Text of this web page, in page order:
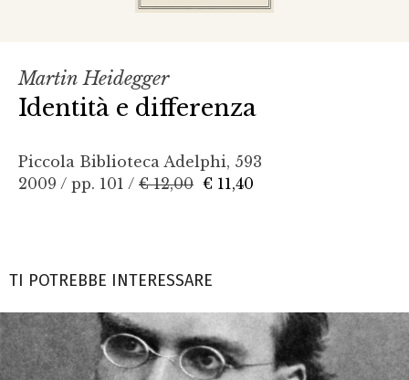
Martin Heidegger
Identità e differenza
Piccola Biblioteca Adelphi, 593
2009 / pp. 101 / € 12,00 € 11,40
TI POTREBBE INTERESSARE